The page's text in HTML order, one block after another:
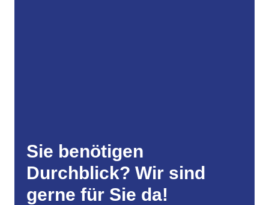
Sie benötigen
Durchblick? Wir sind
gerne für Sie da!